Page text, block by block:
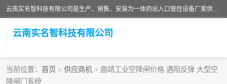
云南实名智科技有限公司是生产、销售、安装为一体的出入口管控设备厂家供应商。主营:电动伸缩门、道闸、广告道闸、重型空降闸、车牌识别、门禁通道、升降柱、岗亭、旗杆等智能设备。主营产品: 电动伸缩门,道闸门禁,车牌识别 生产、销售、安装为一体的出入口管控设备厂家源头供应商。
云南实名智科技有限公司
当前位置： 首页 > 供应商机 > 曲靖工业空降闸价格 遇阻反弹 大型空
降闸门系统